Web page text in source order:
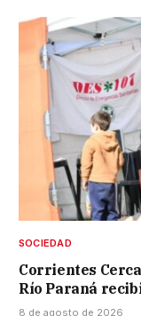
SOCIEDAD
Corrientes
Río Paraná
8 de agosto de 2026